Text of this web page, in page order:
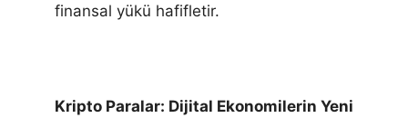
finansal yükü hafifletir.
Kripto Paralar: Dijital Ekonomilerin Yeni